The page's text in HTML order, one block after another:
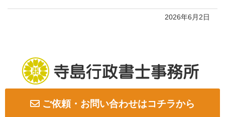
2026年6月2日
ご依頼・お問い合わせはコチラから